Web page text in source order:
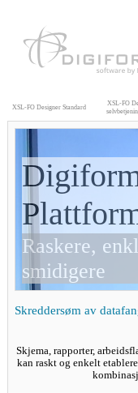
XSL-FO Designer Standard
XSL-FO
Raskere,
smidigere
Skreddersøm av
Skjema, rapporter,
kan raskt og enkelt